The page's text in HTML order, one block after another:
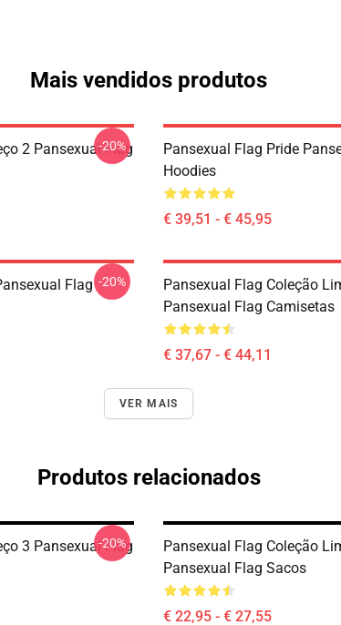
Mais vendidos produtos
2 Pansexual Flag
-20%
Pansexual Flag Pride
Hoodies
€ 39,51 - € 45,95
Flag -20%
Pansexual Flag Coleção
Pansexual Flag Camisetas
€ 37,67 - € 44,11
VER MAIS
Produtos relacionados
3 Pansexual Flag
-20%
Pansexual Flag Coleção
Pansexual Flag Sacos
€ 22,95 - € 27,55